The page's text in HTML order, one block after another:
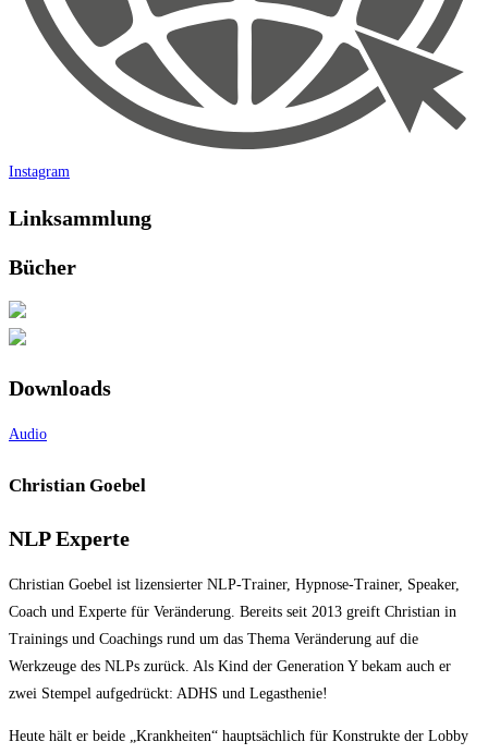
Instagram
Linksammlung
Bücher
Downloads
Audio
Christian Goebel
NLP Experte
Christian Goebel ist lizensierter NLP-Trainer, Hypnose-Trainer, Speaker,
Coach und Experte für Veränderung. Bereits seit 2013 greift Christian in
Trainings und Coachings rund um das Thema Veränderung auf die
Werkzeuge des NLPs zurück. Als Kind der Generation Y bekam auch er
zwei Stempel aufgedrückt: ADHS und Legasthenie!
Heute hält er beide „Krankheiten“ hauptsächlich für Konstrukte der Lobby